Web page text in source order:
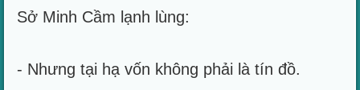
Sở Minh Cầm lạnh lùng:
- Nhưng tại hạ vốn không phải là tín đồ.